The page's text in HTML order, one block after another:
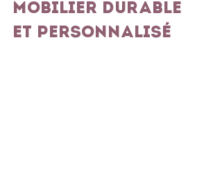
mobilier durable
et personnalisé